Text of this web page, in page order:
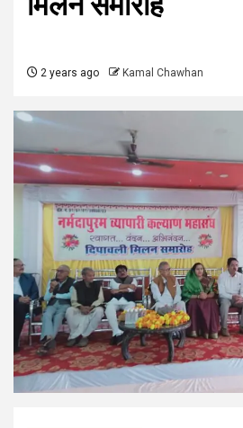
2 years ago Kamal Chawhan